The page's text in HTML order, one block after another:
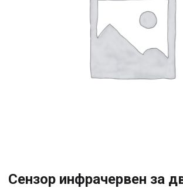
Сензор инфрачервен за